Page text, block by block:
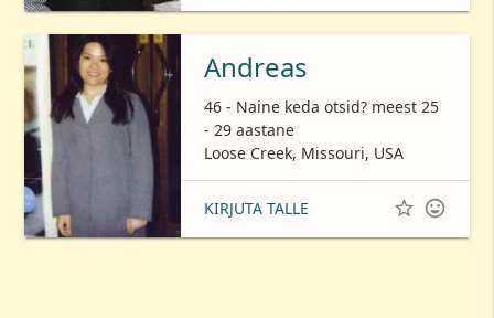
Andreas
46 - Naine keda otsid? meest 25
- 29 aastane
Loose Creek, Missouri, USA
KIRJUTA TALLE  